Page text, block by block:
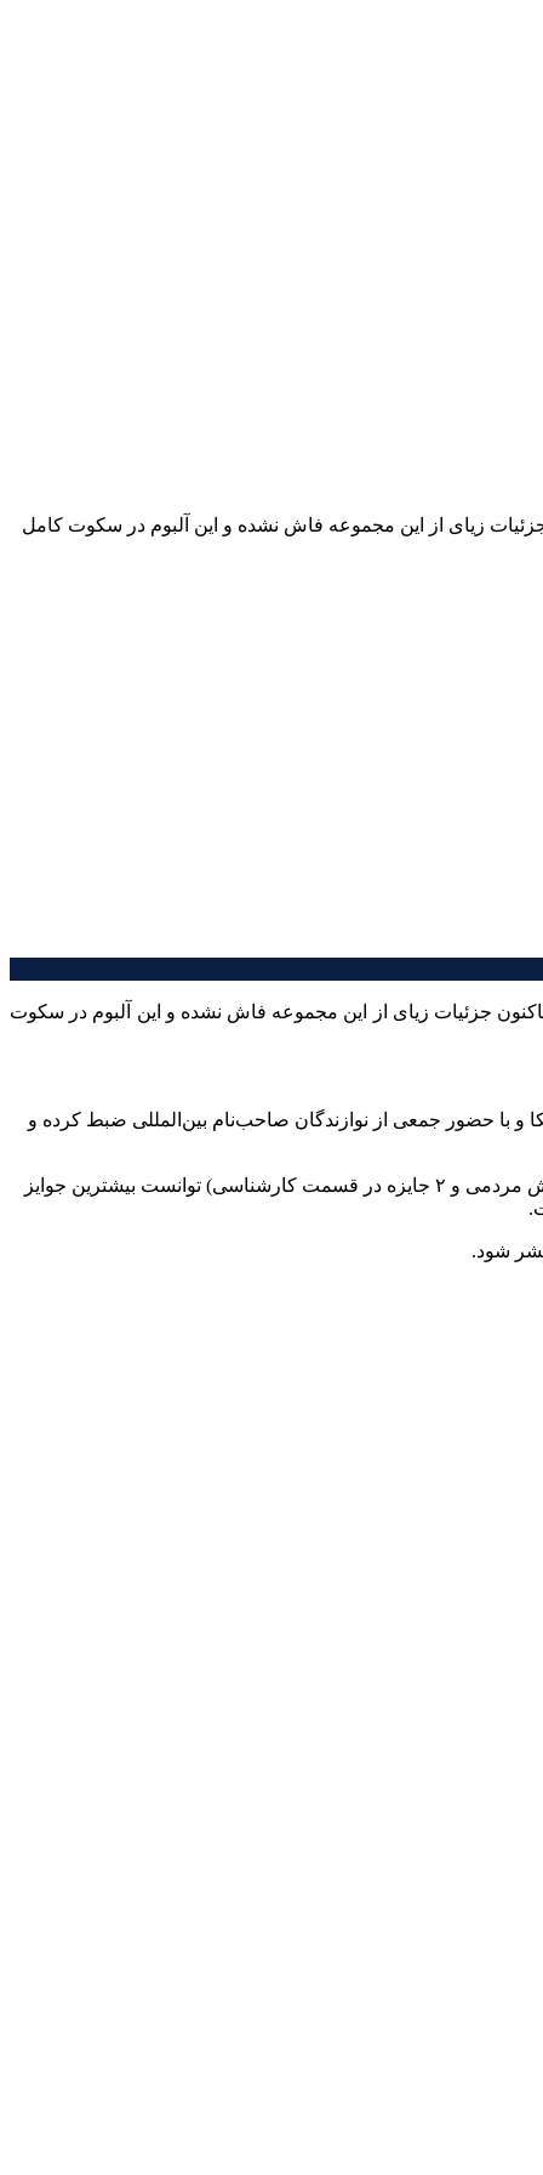
زیای از این مجموعه فاش نشده و این آلبوم در سکوت کامل
جزئیات زیای از این مجموعه فاش نشده و این آلبوم در سکوت
و با حضور جمعی از نوازندگان صاحب‌نام بین‌المللی ضبط کرده و
«همایون شجریان» که در «نخستین جشن سالانه موسیقی ما» -که تیرماه گذشته در تالار وحدت برگزار شد- با کسب ۴ جایزه (۲ جایزه در بخش مردمی و ۲ جایزه در قسمت کارشناسی) توانست بیشترین جوایز
شود.